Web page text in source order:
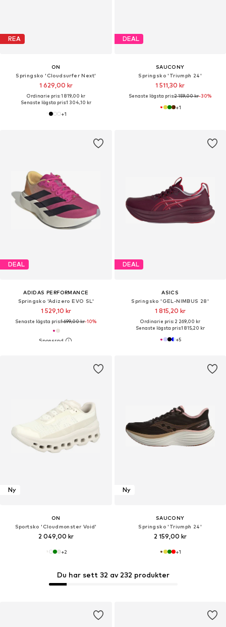
REA
ON
Springsko 'Cloudsurfer Next'
1 629,00 kr
Ordinarie pris: 1 819,00 kr
Senaste lägsta pris:1 304,10 kr
+1
DEAL
SAUCONY
Springsko 'Triumph 24'
1 511,30 kr
Senaste lägsta pris:2 159,00 kr-30%
+1
DEAL
ADIDAS PERFORMANCE
Springsko 'Adizero EVO SL'
1 529,10 kr
Senaste lägsta pris:1 699,00 kr-10%
DEAL
ASICS
Springsko 'GEL-NIMBUS 28'
1 815,20 kr
Ordinarie pris: 2 269,00 kr
Senaste lägsta pris:1 815,20 kr
+5
Ny
ON
Sportsko 'Cloudmonster Void'
2 049,00 kr
+2
Ny
SAUCONY
Springsko 'Triumph 24'
2 159,00 kr
+1
Du har sett 32 av 232 produkter